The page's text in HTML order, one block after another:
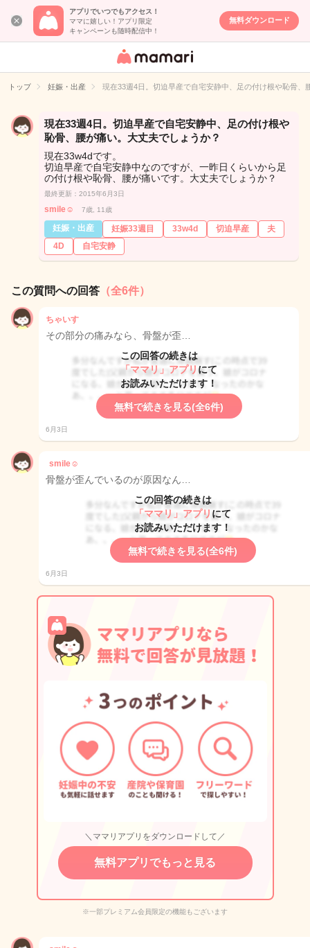
アプリでいつでもアクセス！
ママに嬉しい！アプリ限定
キャンペーンも随時配信中！
無料ダウンロード
女性専用匿名QA
イト
トップ 妊娠・出産 現在33週4日。切迫早産で自宅安静中、足の付け根や恥骨、
現在33週4日。切迫早産で自宅安静中、足の付け根や
恥骨、腰が痛い。大丈夫でしょうか？
現在33w4dです。
切迫早産で自宅安静中なのですが、一昨日くらいから足
の付け根や恥骨、腰が痛いです。大丈夫でしょうか？
最終更新：2015年6月3日
smile☺︎ 7歳, 11歳
妊娠・出産 妊娠33週目 33w4d 切迫早産
夫
4D
自宅安静
この質問への回答 （全6件）
ちゃいす
その部分の痛みなら、骨盤が歪…
この回答の続きは
「ママリ」アプリ にて
お読みいただけます！
無料で続きを見る(全6件)
6月3日
smile☺︎
骨盤が歪んでいるのが原因なん…
この回答の続きは
「ママリ」アプリ にて
お読みいただけます！
無料で続きを見る(全6件)
6月3日
＼ママリアプリをダウンロードして／
無料アプリでもっと見る
※一部プレミアム会員限定の機能もございます